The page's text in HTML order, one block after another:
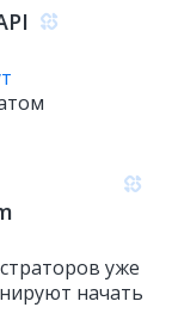
уже
начать